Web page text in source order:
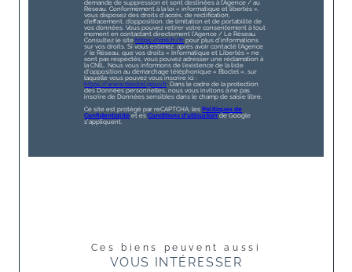
demande de suppression et sont destinées à l'Agence / au
Réseau. Conformément à la loi « informatique et libertés »,
vous disposez des droits d’accès, de rectification,
d’effacement, d’opposition, de limitation et de portabilité de
vos données. Vous pouvez retirer votre consentement à tout
moment en contactant directement l’Agence / Le Réseau.
Consultez le site https://cnil.fr/fr pour plus d’informations
sur vos droits. Si vous estimez, après avoir contacté l'Agence
/ le Réseau, que vos droits « Informatique et Libertés » ne
sont pas respectés, vous pouvez adresser une réclamation à
la CNIL. Nous vous informons de l’existence de la liste
d'opposition au démarchage téléphonique « Bloctel », sur
laquelle vous pouvez vous inscrire ici :
https://www.bloctel.gouv.fr. Dans le cadre de la protection
des Données personnelles, nous vous invitons à ne pas
inscrire de Données sensibles dans le champ de saisie libre.
Ce site est protégé par reCAPTCHA, les Politiques de
Confidentialité et esConditions d'utilisation de Google
s'appliquent.
Ces biens peuvent aussi
VOUS INTÉRESSER